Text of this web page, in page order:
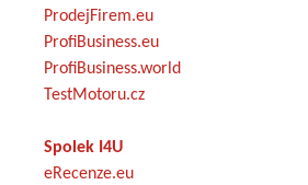
ProdejFirem.eu
ProfiBusiness.eu
ProfiBusiness.world
TestMotoru.cz
Spolek I4U
eRecenze.eu